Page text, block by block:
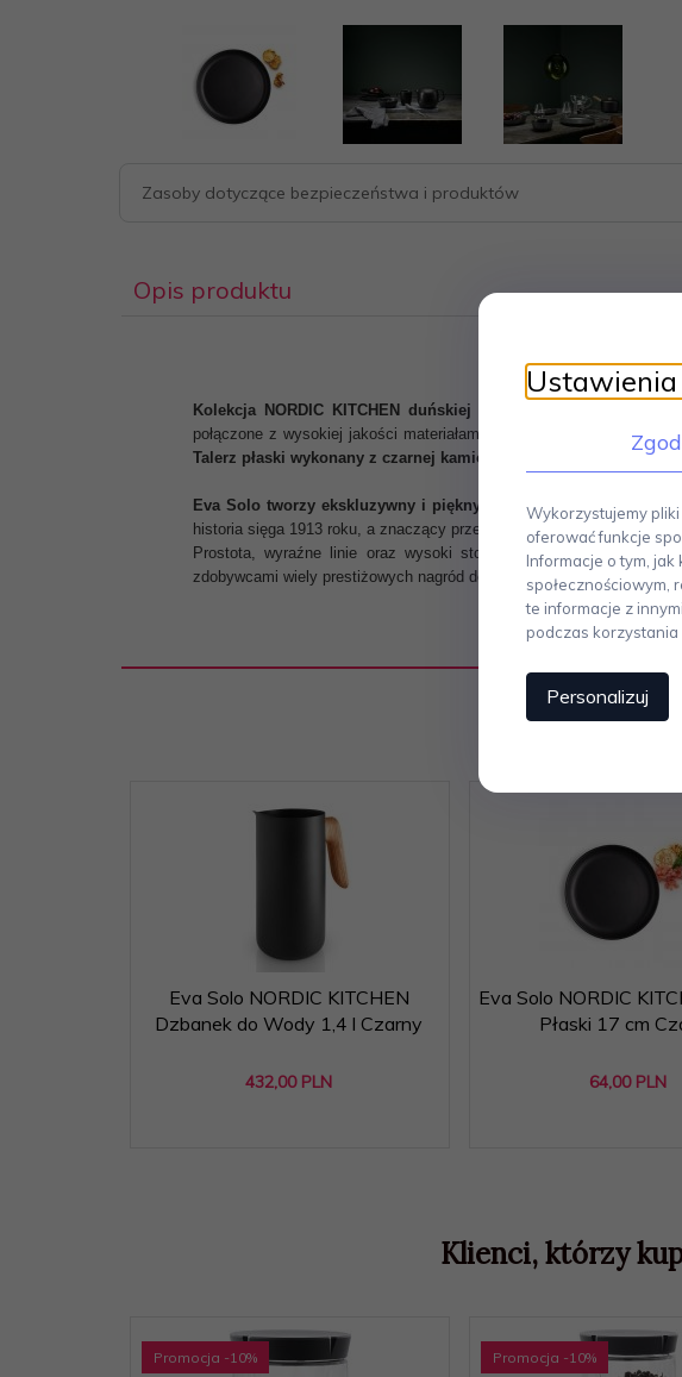
Zasoby dotyczące bezpieczeństwa i produktów
Opis produktu
Kolekcja NORDIC KITCHEN duńskiej marki Eva solo
połączone z wysokiej jakości materiałami, idealnie oddaje
Talerz płaski wykonany z czarnej kamionki.
Wymiary: średnica 21
Eva Solo tworzy ekskluzywny i piękny skandynawski design.
historia sięga 1913 roku, a znaczący przełom nastąpił na początku
Prostota, wyraźne linie oraz wysoki stopień funkcjonalności to
zdobywcami wiely prestiżowych nagród designerskich.
Eva Solo NORDIC KITCHEN
Dzbanek do Wody 1,4 l Czarny
432,00 PLN
Eva Solo NORDIC
Płaski 17 cm
64,00 PLN
Klienci, którzy
Promocja -10% Promocja -10%
Wykorzystujemy
oferować funkcje
Informacje o tym,
społecznościowym,
te informacje z
podczas korzystania
Personalizuj